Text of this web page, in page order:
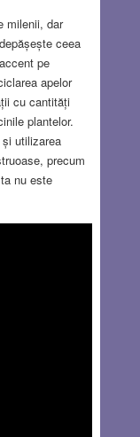
milenii, dar
ceea
pe
apelor
cu cantități
plantelor.
utilizarea
precum
nu este